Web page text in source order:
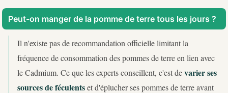
Peut-on manger de la pomme de terre tous les jours ?
Il n'existe pas de recommandation officielle limitant la
fréquence de consommation des pommes de terre en lien avec
le Cadmium. Ce que les experts conseillent, c'est devarier ses
sources de féculentset d'éplucher ses pommes de terre avant